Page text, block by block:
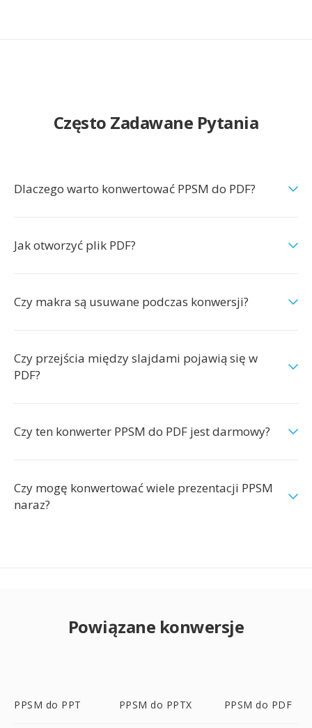
Często Zadawane Pytania
Dlaczego warto konwertować PPSM do PDF?
Jak otworzyć plik PDF?
Czy makra są usuwane podczas konwersji?
Czy przejścia między slajdami pojawią się w
PDF?
Czy ten konwerter PPSM do PDF jest darmowy?
Czy mogę konwertować wiele prezentacji PPSM
naraz?
Powiązane konwersje
PPSM do PPT PPSM do PPTX PPSM do PDF